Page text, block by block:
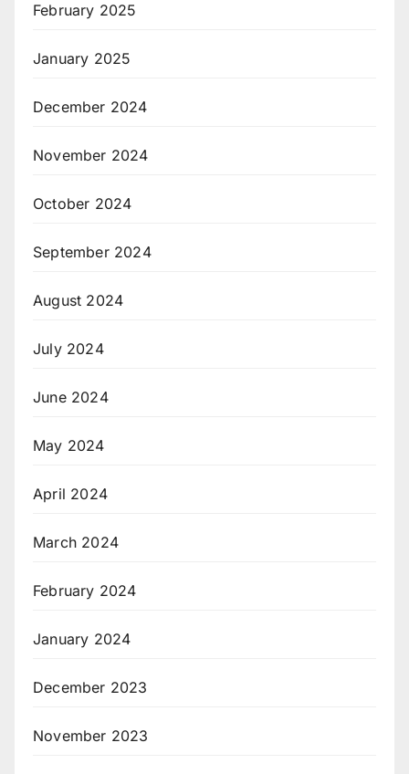
February 2025
January 2025
December 2024
November 2024
October 2024
September 2024
August 2024
July 2024
June 2024
May 2024
April 2024
March 2024
February 2024
January 2024
December 2023
November 2023